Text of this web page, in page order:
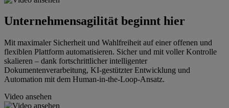
Unternehmensagilität beginnt hier
Mit maximaler Sicherheit und Wahlfreiheit auf einer offenen und
flexiblen Plattform automatisieren. Sicher und mit voller Kontrolle
skalieren – dank fortschrittlicher intelligenter
Dokumentenverarbeitung, KI-gestützter Entwicklung und
Automation mit dem Human-in-the-Loop-Ansatz.
Video ansehen